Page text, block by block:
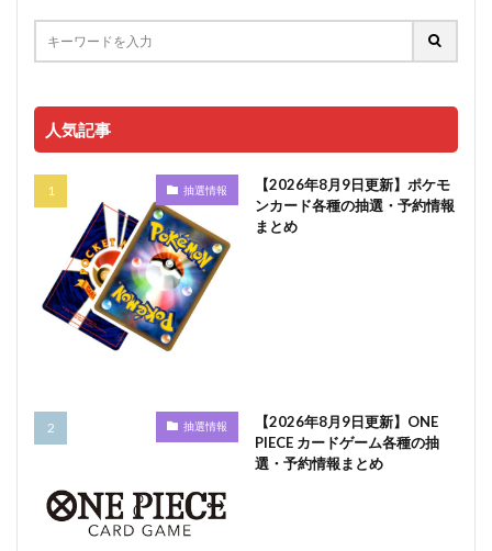
人気記事
抽選情報
【2026年8月9日更新】ポケモ
ンカード各種の抽選・予約情報
まとめ
抽選情報
【2026年8月9日更新】ONE
PIECE カードゲーム各種の抽
選・予約情報まとめ